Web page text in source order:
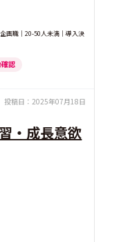
画職｜20-50人未満｜導入決
認
投稿日： 2025年07月18日
・成長意欲